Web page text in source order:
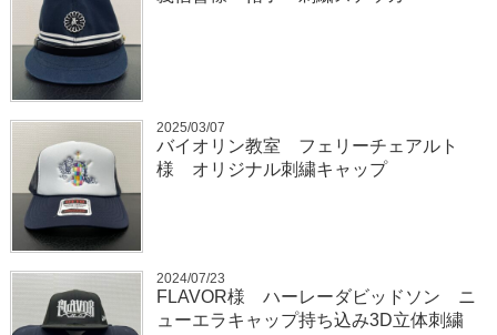
2025/03/07
バイオリン教室 フェリーチェアルト
様 オリジナル刺繍キャップ
2024/07/23
FLAVOR様 ハーレーダビッドソン ニ
ューエラキャップ持ち込み3D立体刺繍